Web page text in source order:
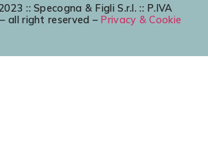
:: Specogna & Figli S.r.l. :: P.IVA
all right reserved – Privacy & Cookie